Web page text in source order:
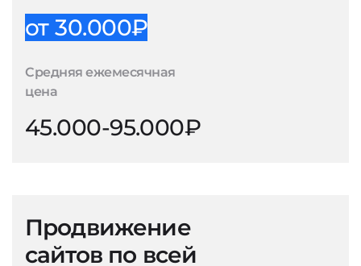
от 30.000₽
Средняя ежемесячная
цена
45.000-95.000₽
Продвижение
сайтов по всей